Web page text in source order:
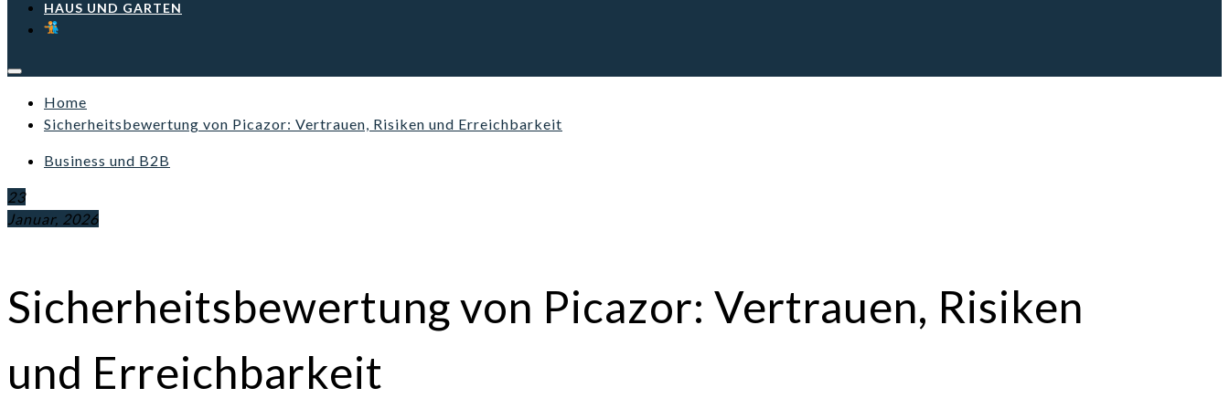
HAUS UND GARTEN
Home
Sicherheitsbewertung von Picazor: Vertrauen, Risiken und Erreichbarkeit
Business und B2B
23
Januar, 2026
Sicherheitsbewertung von Picazor: Vertrauen, Risiken
und Erreichbarkeit